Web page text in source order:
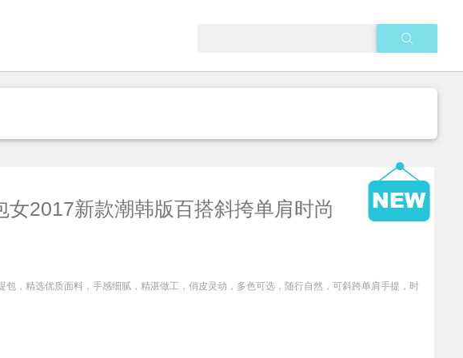
女2017新款潮韩版百搭斜挎单肩时尚
包，精选优质面料，手感细腻，精湛做工，俏皮灵动，多色可选，随行自然，可斜跨单肩手提，时